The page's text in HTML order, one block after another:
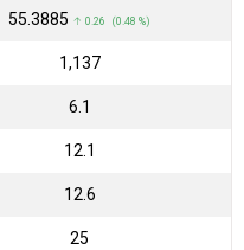
₹55.3885 ↑ 0.26 (0.48 %)
₹1,137
6.1
12.1
12.6
25